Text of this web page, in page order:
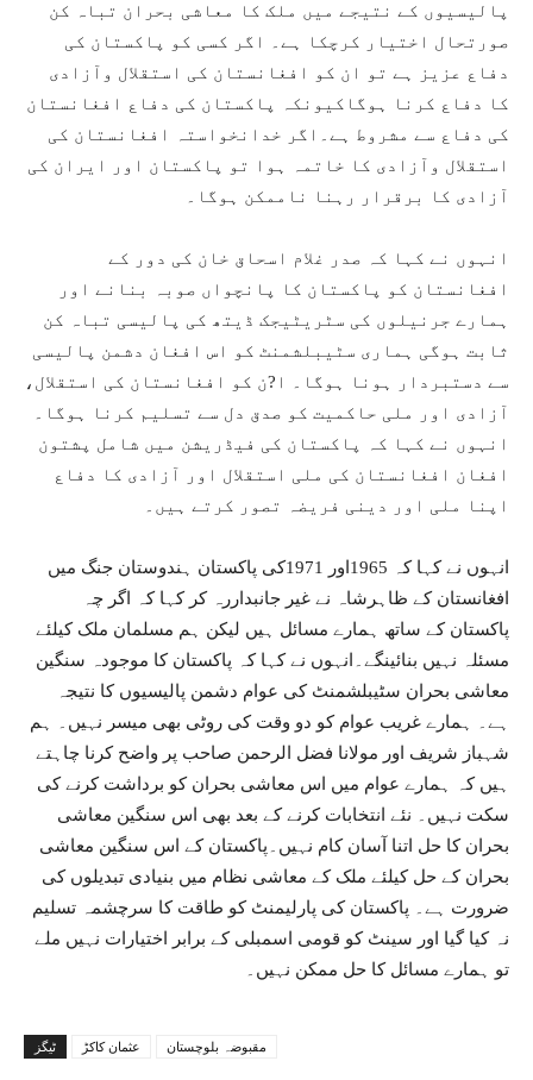
پالیسیوں کے نتیجے میں ملک کا معاشی بحران تباہ کن
صورتحال اختیار کرچکا ہے۔ اگر کسی کو پاکستان کی
دفاع عزیز ہے تو ان کو افغانستان کی استقلال وآزادی
کا دفاع کرنا ہوگاکیونکہ پاکستان کی دفاع افغانستان
کی دفاع سے مشروط ہے۔اگر خدانخواستہ افغانستان کی
استقلال وآزادی کا خاتمہ ہوا تو پاکستان اور ایران کی
آزادی کا برقرار رہنا ناممکن ہوگا۔
انہوں نے کہا کہ صدر غلام اسحاق خان کی دور کے
افغانستان کو پاکستان کا پانچواں صوبہ بنانے اور
ہمارے جرنیلوں کی سٹریٹیجک ڈیتھ کی پالیسی تباہ کن
ثابت ہوگی ہماری سٹیبلشمنٹ کو اس افغان دشمن پالیسی
سے دستبردار ہونا ہوگا۔ ا?ن کو افغانستان کی استقلال،
آزادی اور ملی حاکمیت کو صدق دل سے تسلیم کرنا ہوگا۔
انہوں نے کہا کہ پاکستان کی فیڈریشن میں شامل پشتون
افغان افغانستان کی ملی استقلال اور آزادی کا دفاع
اپنا ملی اور دینی فریضہ تصور کرتے ہیں۔
انہوں نے کہا کہ 1965اور 1971کی پاکستان ہندوستان جنگ میں
افغانستان کے ظاہرشاہ نے غیر جانبداررہ کر کہا کہ اگر چہ
پاکستان کے ساتھ ہمارے مسائل ہیں لیکن ہم مسلمان ملک کیلئے
مسئلہ نہیں بنائینگے۔انہوں نے کہا کہ پاکستان کا موجودہ سنگین
معاشی بحران سٹیبلشمنٹ کی عوام دشمن پالیسیوں کا نتیجہ
ہے۔ ہمارے غریب عوام کو دو وقت کی روٹی بھی میسر نہیں۔ ہم
شہباز شریف اور مولانا فضل الرحمن صاحب پر واضح کرنا چاہتے
ہیں کہ ہمارے عوام میں اس معاشی بحران کو برداشت کرنے کی
سکت نہیں۔ نئے انتخابات کرنے کے بعد بھی اس سنگین معاشی
بحران کا حل اتنا آسان کام نہیں۔پاکستان کے اس سنگین معاشی
بحران کے حل کیلئے ملک کے معاشی نظام میں بنیادی تبدیلوں کی
ضرورت ہے۔ پاکستان کی پارلیمنٹ کو طاقت کا سرچشمہ تسلیم
نہ کیا گیا اور سینٹ کو قومی اسمبلی کے برابر اختیارات نہیں ملے
تو ہمارے مسائل کا حل ممکن نہیں۔
ٹیگز عثمان کاکڑ مقبوضہ بلوچستان